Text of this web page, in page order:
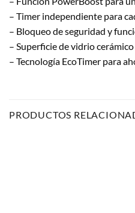
– Timer independiente para
– Bloqueo de seguridad y
– Superficie de vidrio
– Tecnología EcoTimer para
PRODUCTOS